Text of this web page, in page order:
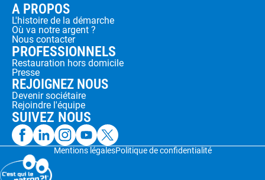
A PROPOS
L'histoire de la démarche
Où va notre argent ?
Nous contacter
PROFESSIONNELS
Restauration hors domicile
Presse
REJOIGNEZ NOUS
Devenir sociétaire
Rejoindre l'équipe
SUIVEZ NOUS
Mentions légalesPolitique de confidentialité